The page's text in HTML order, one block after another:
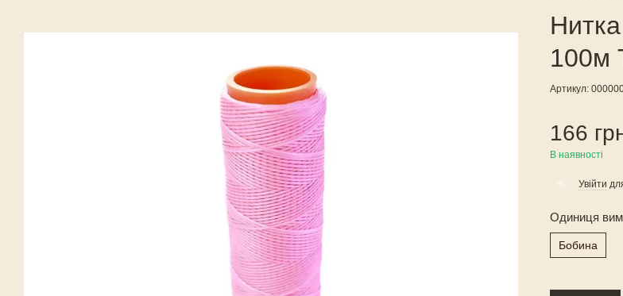
100м
Артикул:
166
В наявності
% Увійти
Одиниця
Бобина